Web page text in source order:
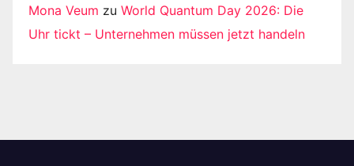
Mona Veum zu World Quantum Day 2026: Die
Uhr tickt – Unternehmen müssen jetzt handeln